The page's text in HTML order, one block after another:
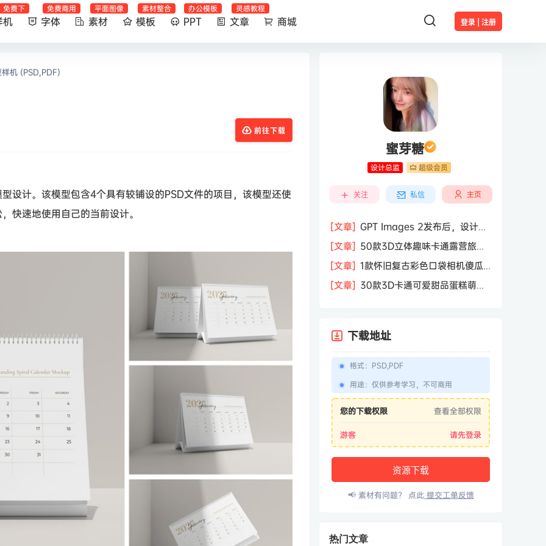
登录 | 注册
机
免费下
字体
免费商用
素材
平面图像
模板
素材整合
PPT
办公模板
文章
灵感教程
商城
机 (PSD,PDF)
前往下载
设计。该模型包含4个具有较铺设的PSD文件的项目，该模型还使
快速地使用自己的当前设计。
蜜芽糖
设计总监 超级会员
关注 私信 主页
[文章] GPT Images 2发布后，设计行
业的天真的塌了？
[文章] 50款3D立体趣味卡通露营旅行
度假旅游装备插图插画PNG免抠图片素
材图
[文章] 1款怀旧复古彩色口袋相机傻瓜
相机屏幕模型PSD模板样机效果图素材
[文章] 30款3D卡通可爱甜品蛋糕萌趣
下载地址
格式： PSD,PDF
用途： 仅供参考学习，不可商用
您的下载权限 查看全部权限
游客 请先登录
资源下载
📢 素材有问题？ 点此提交工单反馈
热门文章